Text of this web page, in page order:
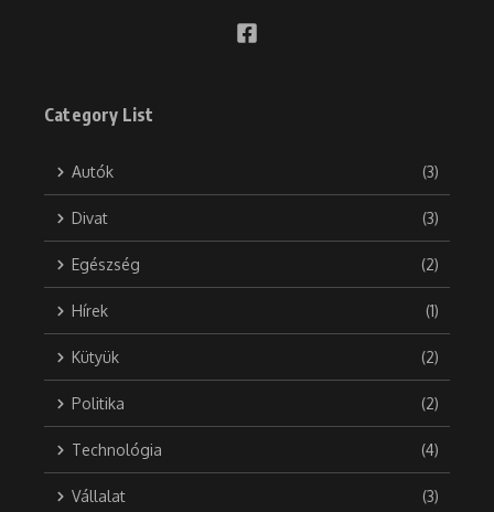
Category List
Autók (3)
Divat (3)
Egészség (2)
Hírek (1)
Kütyük (2)
Politika (2)
Technológia (4)
Vállalat (3)